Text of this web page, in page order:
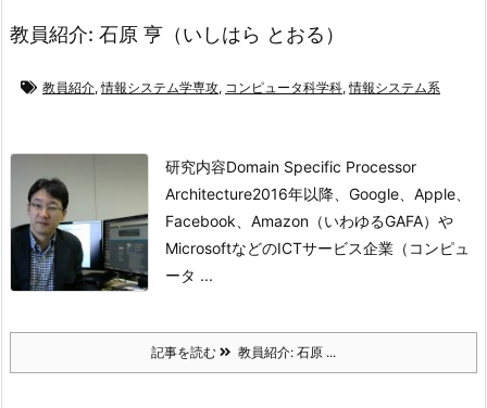
教員紹介: 石原 亨（いしはら とおる）
教員紹介,情報システム学専攻, コンピュータ科学科,情報システム系
研究内容Domain Specific Processor
Architecture2016年以降、Google、Apple、
Facebook、Amazon（いわゆるGAFA）や
MicrosoftなどのICTサービス企業（コンピュ
ータ ...
記事を読む 教員紹介: 石原 ...